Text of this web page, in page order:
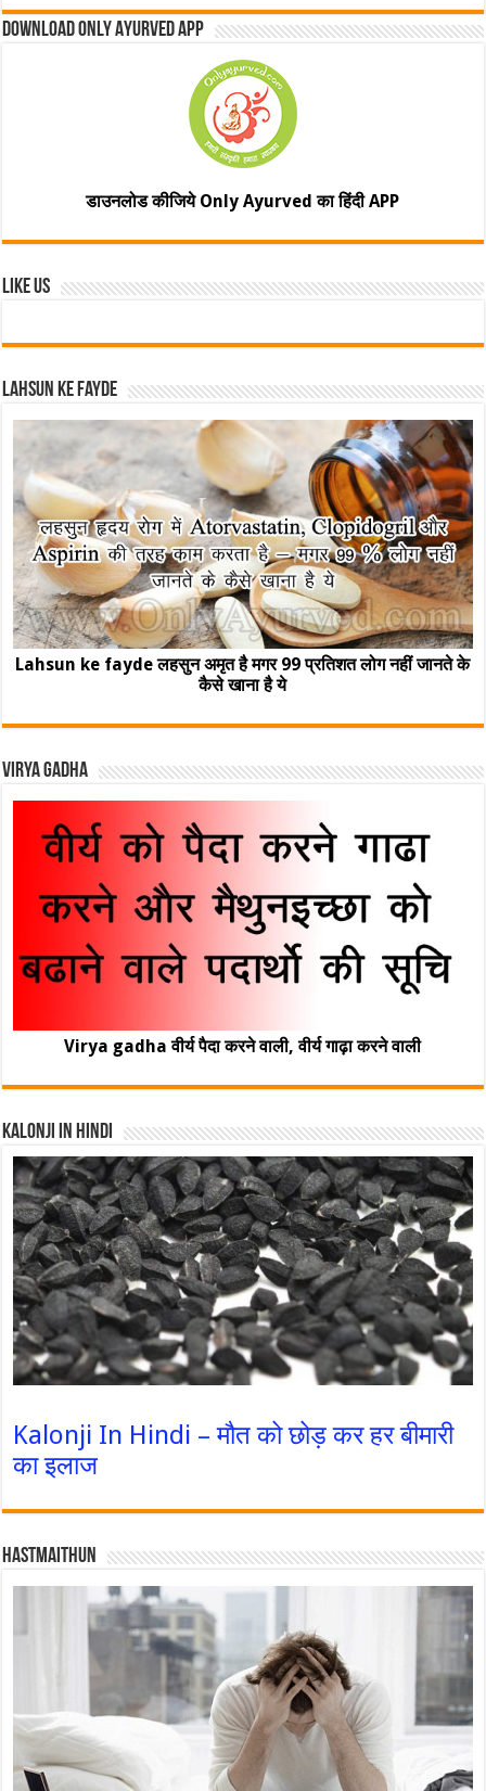
Download Only Ayurved App
डाउनलोड कीजिये Only Ayurved का हिंदी APP
Like Us
Lahsun ke fayde
Lahsun ke fayde लहसुन अमृत है मगर 99 प्रतिशत लोग नहीं जानते के
कैसे खाना है ये
Virya Gadha
Virya gadha वीर्य पैदा करने वाली, वीर्य गाढ़ा करने वाली
Kalonji In Hindi
Kalonji In Hindi – मौत को छोड़ कर हर बीमारी
का इलाज
Hastmaithun